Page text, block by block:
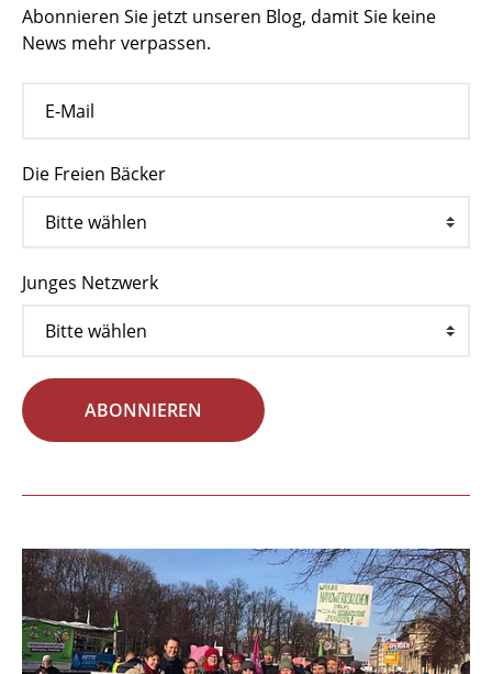
Abonnieren Sie jetzt unseren Blog, damit Sie keine
News mehr verpassen.
Die Freien Bäcker
Junges Netzwerk
ABONNIEREN